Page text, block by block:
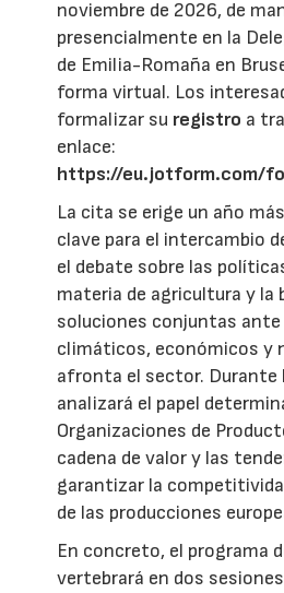
noviembre de 2026, de
presencialmente en la
de Emilia-Romaña en
forma virtual. Los
formalizar su registro a
enlace:
https://eu.jotform.com/
La cita se erige un año
clave para el intercambio
el debate sobre las
materia de agricultura y la
soluciones conjuntas
climáticos, económicos y
afronta el sector. Durante
analizará el papel
Organizaciones de
cadena de valor y las
garantizar la
de las producciones
En concreto, el programa
vertebrará en dos